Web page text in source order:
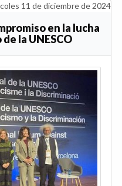
11 de diciembre de 2024
en la lucha
la UNESCO